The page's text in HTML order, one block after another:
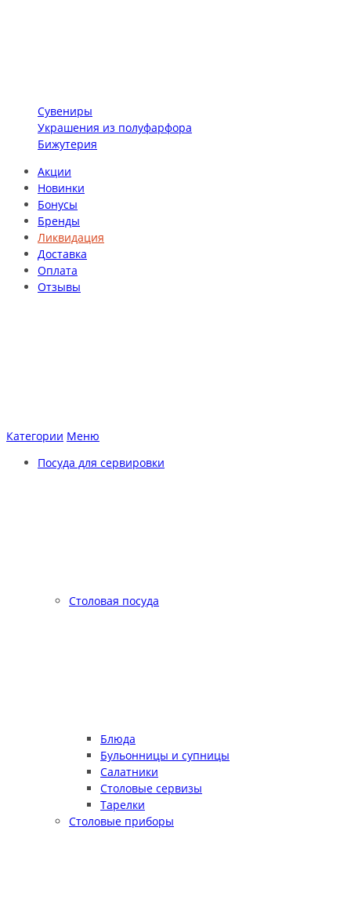
Сувениры
Украшения из полуфарфора
Бижутерия
Акции
Новинки
Бонусы
Бренды
Ликвидация
Доставка
Оплата
Отзывы
Категории Меню
Посуда для сервировки
Столовая посуда
Блюда
Бульонницы и супницы
Салатники
Столовые сервизы
Тарелки
Столовые приборы